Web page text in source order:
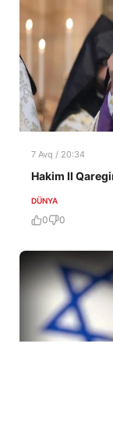
7 Avq / 20:34
Hakim II
DÜNYA
0 0